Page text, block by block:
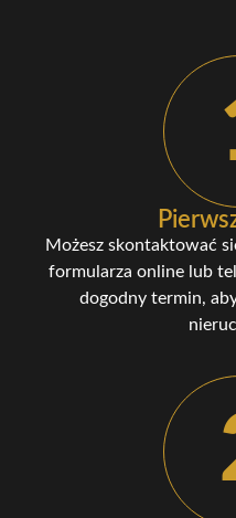
Możesz skontaktować
formularza online lub
dogodny termin,